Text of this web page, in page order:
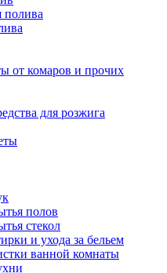
полива
от комаров и прочих
для розжига
полов
стекол
и ухода за бельем
ванной комнаты